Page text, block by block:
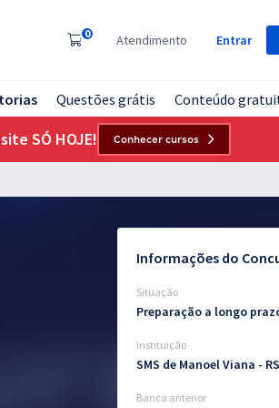
0 Atendimento Entrar
Questões grátis Conteúdo
SÓ HOJE! Conhecer cursos
Informações do
Situação
Preparação a longo
Instituição
SMS de Manoel Viana - RS
Banca anterior